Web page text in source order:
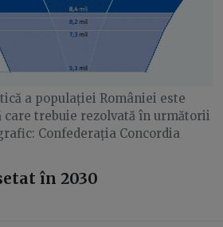
a populației României este
trebuie rezolvată în următorii
Confederația Concordia
în 2030